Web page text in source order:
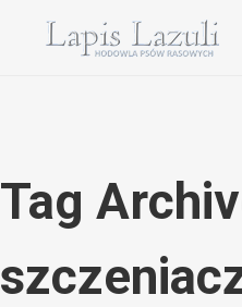
Tag